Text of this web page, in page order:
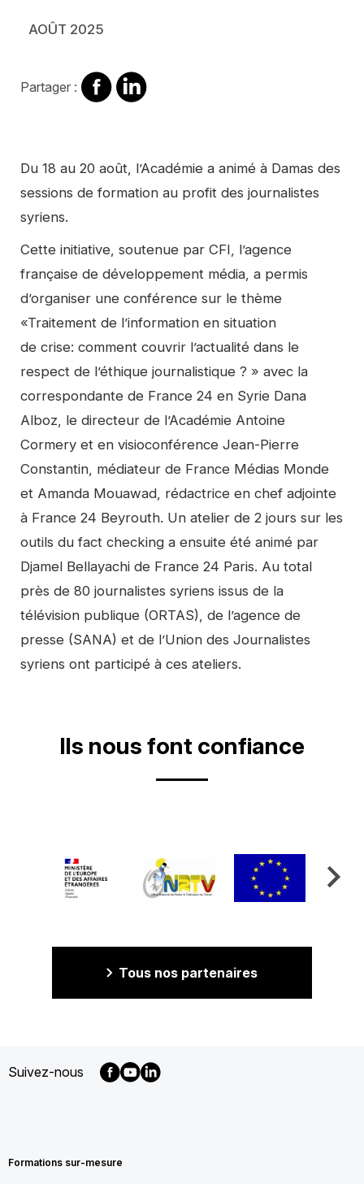
AOÛT 2025
Partager : Partager
sur
Partager
sur
Contenu
Du 18 au 20 août, l’Académie a animé à Damas des
sessions de formation au profit des journalistes
syriens.
Cette initiative, soutenue par CFI, l’agence
française de développement média, a permis
d’organiser une conférence sur le thème
«Traitement de l’information en situation
de crise: comment couvrir l’actualité dans le
respect de l’éthique journalistique ? » avec la
correspondante de France 24 en Syrie Dana
Alboz, le directeur de l’Académie Antoine
Cormery et en visioconférence Jean-Pierre
Constantin, médiateur de France Médias Monde
et Amanda Mouawad, rédactrice en chef adjointe
à France 24 Beyrouth. Un atelier de 2 jours sur les
outils du fact checking a ensuite été animé par
Djamel Bellayachi de France 24 Paris. Au total
près de 80 journalistes syriens issus de la
télévision publique (ORTAS), de l’agence de
presse (SANA) et de l’Union des Journalistes
syriens ont participé à ces ateliers.
Ils nous font confiance
Tous nos partenaires
Suivez-nous
FR
Formations sur-mesure